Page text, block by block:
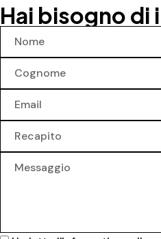
Hai bisogno di